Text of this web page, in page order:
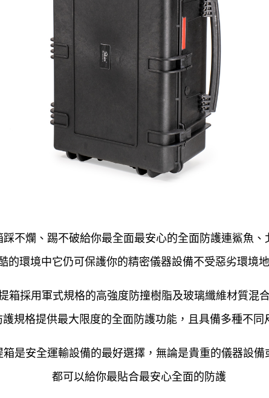
踩不爛、踢不破給你最全面最安心的全面防護連鯊魚、
的環境中它仍可保護你的精密儀器設備不受惡劣環境
箱採用軍式規格的高強度防撞樹脂及玻璃纖維材質混
規格提供最大限度的全面防護功能，且具備多種不同
箱是安全運輸設備的最好選擇，無論是貴重的儀器設備
都可以給你最貼合最安心全面的防護